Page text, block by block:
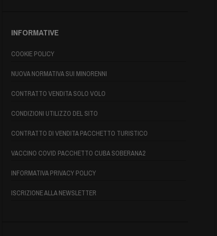
INFORMATIVE
COOKIE POLICY
NUOVA NORMATIVA SUI MINORENNI
CONTRATTO VENDITA SOLO VOLO
CONDIZIONI UTILIZZO DEL SITO
CONTRATTO DI VENDITA PACCHETTO TURISTICO
VACCINO COVID PACCHETTO CUBA SOBERANA2
INFORMATIVA PRIVACY POLICY
ISCRIZIONE ALLA NEWSLETTER